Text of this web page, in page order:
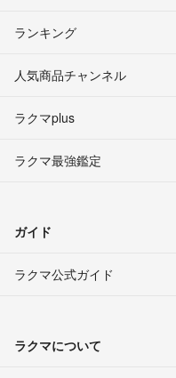
ランキング
人気商品チャンネル
ラクマplus
ラクマ最強鑑定
ガイド
ラクマ公式ガイド
ラクマについて